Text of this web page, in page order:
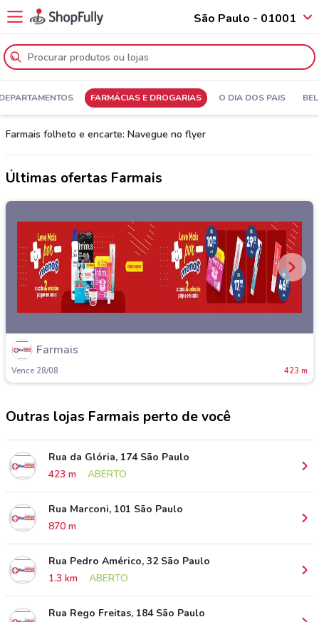
São Paulo - 01001
FARMÁCIAS E DROGARIAS O DIA DOS PAIS
Farmais folheto e encarte: Navegue no flyer
Últimas ofertas Farmais
Farmais
Vence 28/08 423 m
Outras lojas Farmais perto de você
Rua da Glória, 174 São Paulo
423 m
ABERTO
Rua Marconi, 101 São Paulo
870 m
Rua Pedro Américo, 32 São Paulo
1.3 km
ABERTO
Rua Rego Freitas, 184 São Paulo